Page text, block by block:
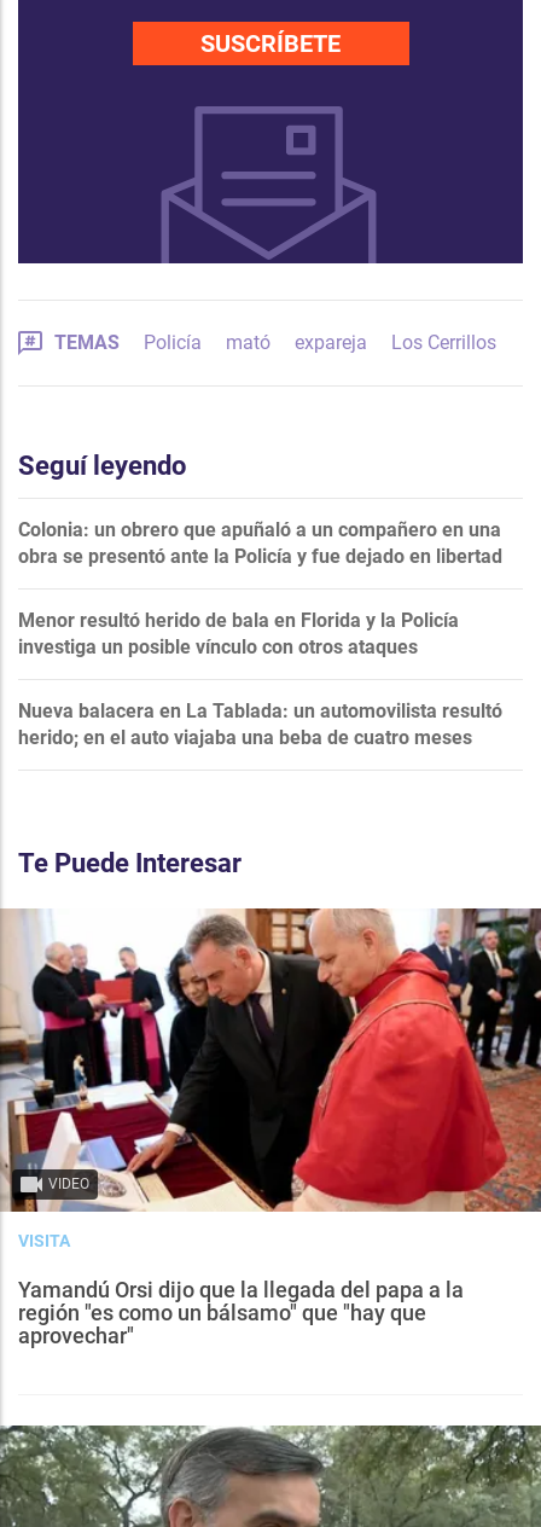
SUSCRÍBETE
TEMAS Policía mató expareja Los Cerrillos
Seguí leyendo
Colonia: un obrero que apuñaló a un compañero en una
obra se presentó ante la Policía y fue dejado en libertad
Menor resultó herido de bala en Florida y la Policía
investiga un posible vínculo con otros ataques
Nueva balacera en La Tablada: un automovilista resultó
herido; en el auto viajaba una beba de cuatro meses
Te Puede Interesar
VIDEO
VISITA
Yamandú Orsi dijo que la llegada del papa a la
región "es como un bálsamo" que "hay que
aprovechar"